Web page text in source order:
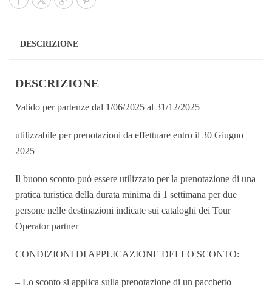
DESCRIZIONE
DESCRIZIONE
Valido per partenze dal 1/06/2025 al 31/12/2025
utilizzabile per prenotazioni da effettuare entro il 30 Giugno
2025
Il buono sconto può essere utilizzato per la prenotazione di una
pratica turistica della durata minima di 1 settimana per due
persone nelle destinazioni indicate sui cataloghi dei Tour
Operator partner
CONDIZIONI DI APPLICAZIONE DELLO SCONTO:
– Lo sconto si applica sulla prenotazione di un pacchetto